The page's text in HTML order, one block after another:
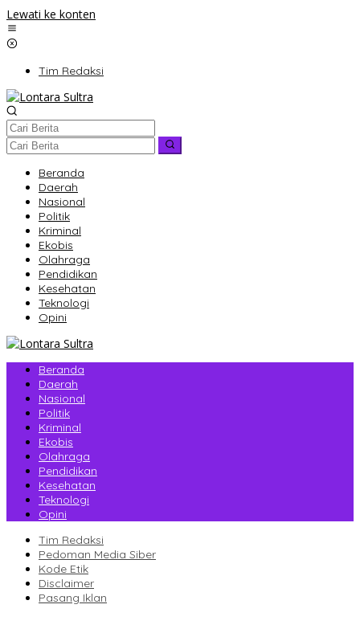
Lewati ke konten
Tim Redaksi
Beranda
Daerah
Nasional
Politik
Kriminal
Ekobis
Olahraga
Pendidikan
Kesehatan
Teknologi
Opini
Beranda
Daerah
Nasional
Politik
Kriminal
Ekobis
Olahraga
Pendidikan
Kesehatan
Teknologi
Opini
Tim Redaksi
Pedoman Media Siber
Kode Etik
Disclaimer
Pasang Iklan